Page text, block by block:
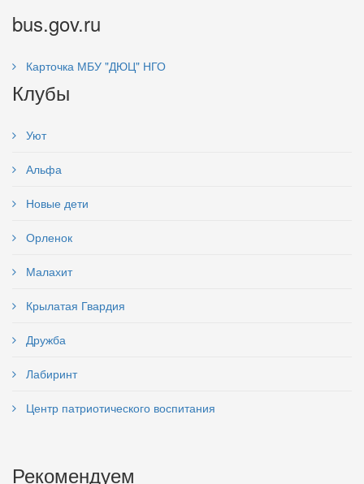
bus.gov.ru
Карточка МБУ "ДЮЦ" НГО
Клубы
Уют
Альфа
Новые дети
Орленок
Малахит
Крылатая Гвардия
Дружба
Лабиринт
Центр патриотического воспитания
Рекомендуем